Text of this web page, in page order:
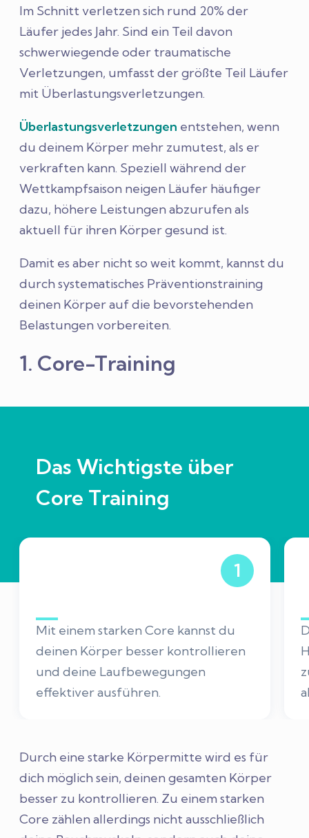
Im Schnitt verletzen sich rund 20% der
Läufer jedes Jahr. Sind ein Teil davon
schwerwiegende oder traumatische
Verletzungen, umfasst der größte Teil Läufer
mit Überlastungsverletzungen.
Überlastungsverletzungen entstehen, wenn
du deinem Körper mehr zumutest, als er
verkraften kann. Speziell während der
Wettkampfsaison neigen Läufer häufiger
dazu, höhere Leistungen abzurufen als
aktuell für ihren Körper gesund ist.
Damit es aber nicht so weit kommt, kannst du
durch systematisches Präventionstraining
deinen Körper auf die bevorstehenden
Belastungen vorbereiten.
1. Core-Training
Das Wichtigste über
Core Training
1
Mit einem starken Core kannst du
deinen Körper besser kontrollieren
und deine Laufbewegungen
effektiver ausführen.
Durch eine starke Körpermitte wird es für
dich möglich sein, deinen gesamten Körper
besser zu kontrollieren. Zu einem starken
Core zählen allerdings nicht ausschließlich